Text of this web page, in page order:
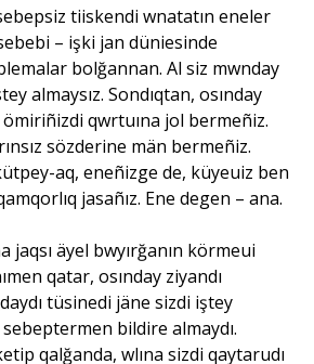
tiiskendi wnatatın eneler
– işki jan düniesinde
bolğannan. Al siz mwnday
almaysız. Sondıqtan, osınday
qwrtuına jol bermeñiz.
sözderine män bermeñiz.
aq, eneñizge de, küyeuiz ben
jasañız. Ene degen – ana.
jaqsı äyel bwyırğanın körmeui
qatar, osınday ziyandı
tüsinedi jäne sizdi iştey
bildire almaydı.
qalğanda, wlına sizdi qaytarudı